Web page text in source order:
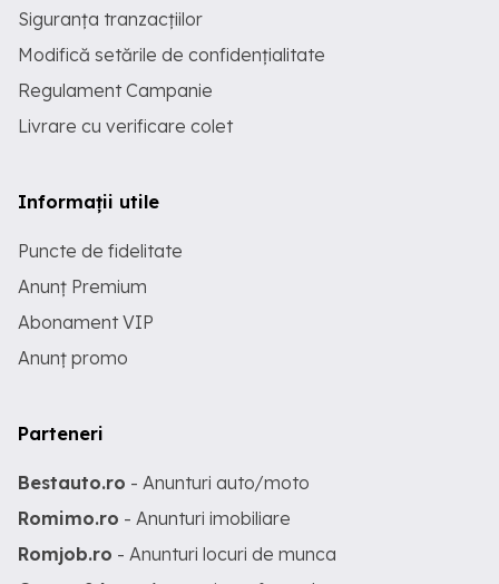
Siguranța tranzacțiilor
Modifică setările de confidențialitate
Regulament Campanie
Livrare cu verificare colet
Informații utile
Puncte de fidelitate
Anunț Premium
Abonament VIP
Anunț promo
Parteneri
Bestauto.ro - Anunturi auto/moto
Romimo.ro - Anunturi imobiliare
Romjob.ro - Anunturi locuri de munca